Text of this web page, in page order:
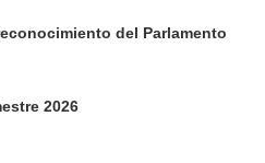
del Parlamento
2026